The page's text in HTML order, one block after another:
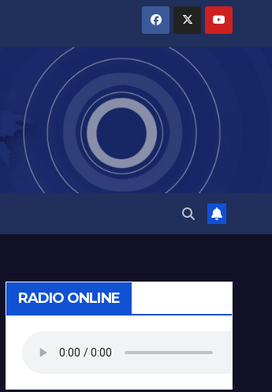
RADIO ONLINE